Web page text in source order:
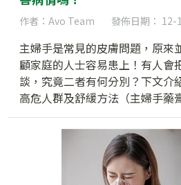
作者：Avo Team 發佈日期： 12-
主婦手是常見的皮膚問題，原來
顧家庭的人士容易患上！有人會
談，究竟二者有何分別？下文介
高危人群及舒緩方法（主婦手藥
症下藥。